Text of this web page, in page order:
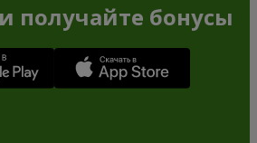
получайте бонусы